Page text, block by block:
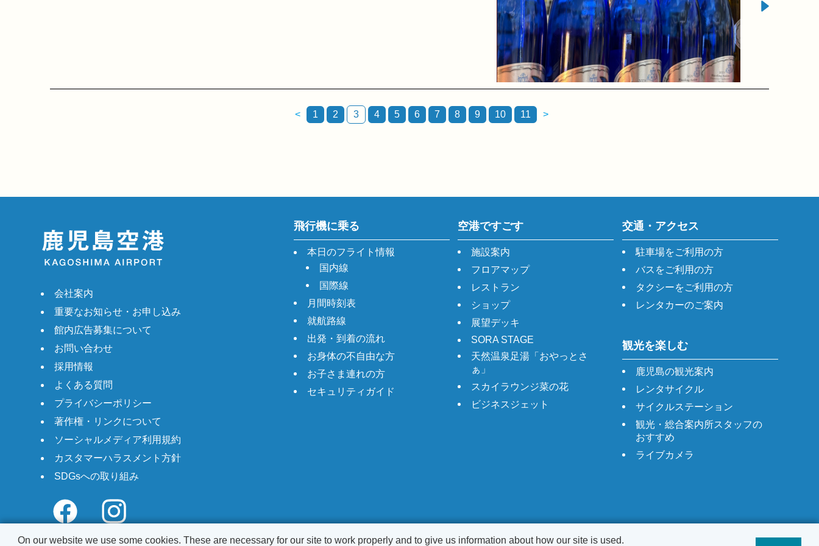
< 1 2 3 4 5 6 7 8 9 10 11 >
会社案内
重要なお知らせ・お申し込み
館内広告募集について
お問い合わせ
採用情報
よくある質問
プライバシーポリシー
著作権・リンクについて
ソーシャルメディア利用規約
カスタマーハラスメント方針
SDGsへの取り組み
飛行機に乗る
本日のフライト情報
国内線
国際線
月間時刻表
就航路線
出発・到着の流れ
お身体の不自由な方
お子さま連れの方
セキュリティガイド
空港ですごす
施設案内
フロアマップ
レストラン
ショップ
展望デッキ
SORA STAGE
天然温泉足湯「おやっとさ
ぁ」
スカイラウンジ菜の花
ビジネスジェット
交通・アクセス
駐車場をご利用の方
バスをご利用の方
タクシーをご利用の方
レンタカーのご案内
観光を楽しむ
鹿児島の観光案内
レンタサイクル
サイクルステーション
観光・総合案内所スタッフの
おすすめ
ライブカメラ
On our website we use some cookies. These are necessary for our site to work properly and to give us information about how our site is used.